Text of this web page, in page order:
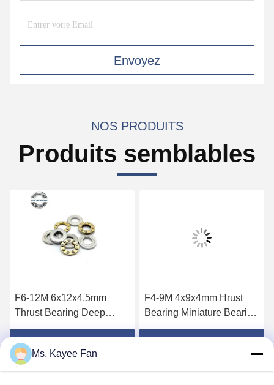
Envoyez
NOS PRODUITS
Produits semblables
F6-12M 6x12x4.5mm
Thrust Bearing Deep
Groove Ball Bearing Axial
BallObtenez le meilleur prix
F4-9M 4x9x4mm Hrust
Bearing Miniature Bearing
Deep Groove Ball Bearing
Ms. Kayee Fan